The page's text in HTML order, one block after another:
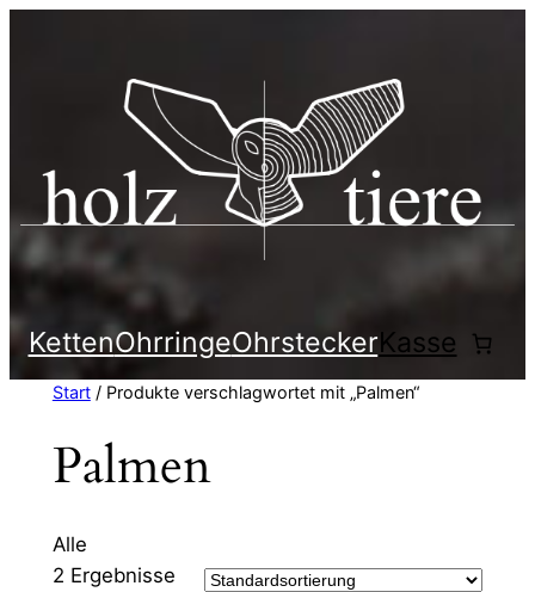
KettenOhrringeOhrsteckerKasse
Start/ Produkte verschlagwortet mit „Palmen“
Palmen
Alle
2 Ergebnisse